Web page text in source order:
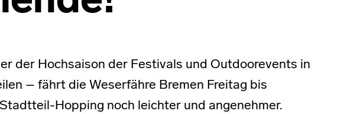
der Hochsaison der Festivals und Outdoorevents in
– fährt die Weserfähre Bremen Freitag bis
Hopping noch leichter und angenehmer.